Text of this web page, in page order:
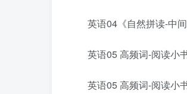
英语04《自然拼读-中
英语05 高频词-阅读小
英语05 高频词-阅读小